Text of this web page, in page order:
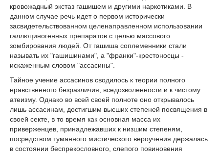
кровожадный экстаз гашишем и другими наркотиками. В
данном случае речь идет о первом исторически
засвидетельствованном целенаправленном использовании
галлюциногенных препаратов с целью массового
зомбирования людей. От гашиша соплеменники стали
называть их "гашишинами", а "франки"-крестоносцы -
искаженным словом "ассасины".
Тайное учение ассасинов сводилось к теории полного
нравственного безразличия, вседозволенности и к чистому
атеизму. Однако во всей своей полноте оно открывалось
лишь ассасинам, достигшим высших степеней посвящения в
своей секте, в то время как основная масса их
приверженцев, принадлежавших к низшим степеням,
посредством туманного мистического вероучения держалась
в состоянии беспрекословного, слепого повиновения